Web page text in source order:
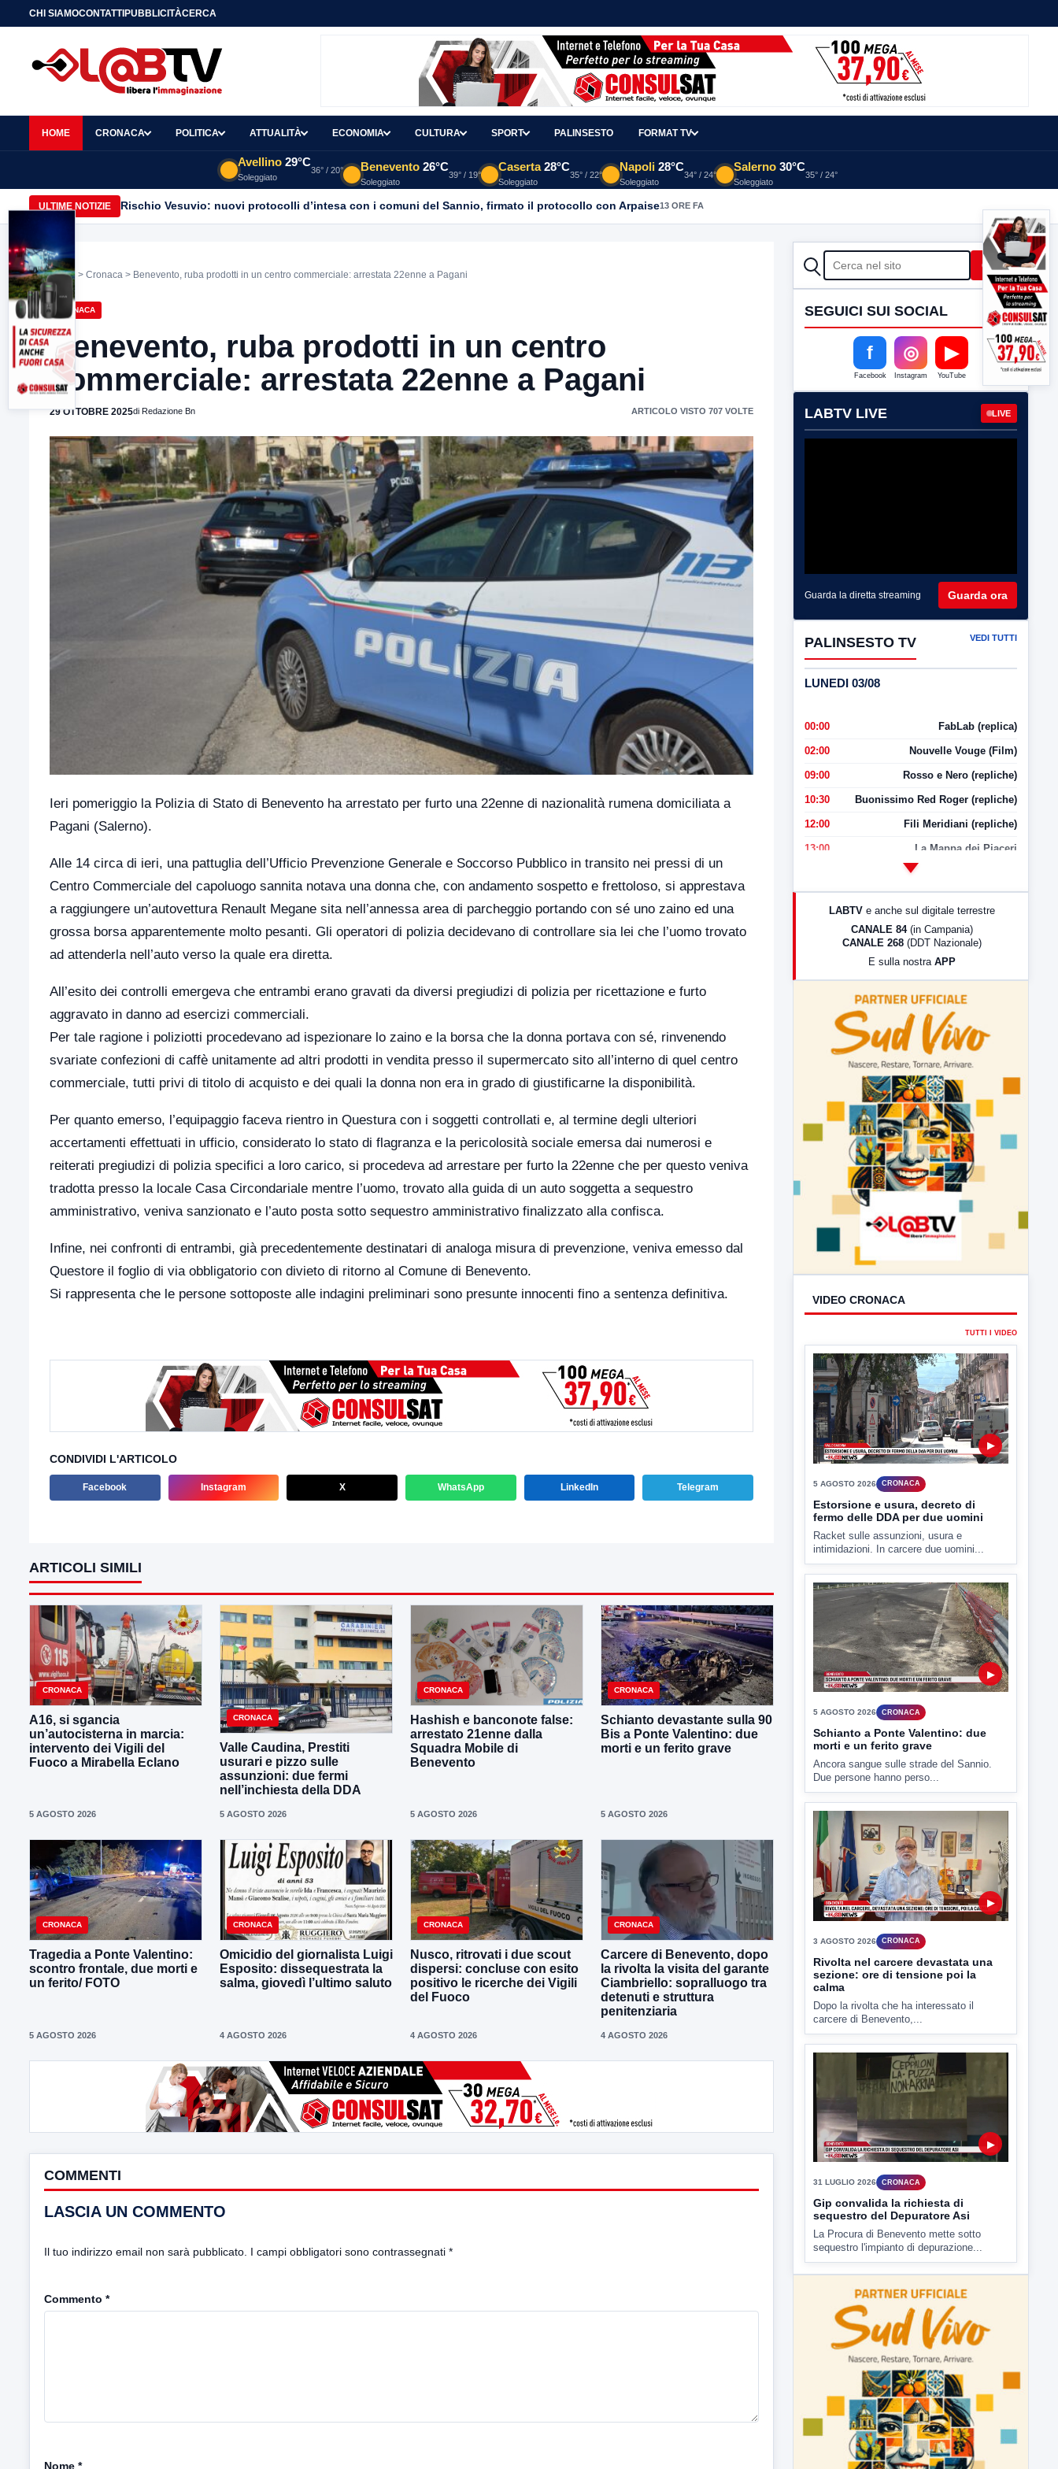
CHI SIAMOCONTATTIPUBBLICITÀCERCA
HOME CRONACA POLITICA ATTUALITÀ ECONOMIA CULTURA SPORT PALINSESTO FORMAT TV
Avellino 29°C
Soleggiato
36° / 20° Benevento 26°C
Soleggiato
39° / 19°
Caserta 28°C
Soleggiato
35° / 22°
Napoli 28°C
Soleggiato
34° / 24°
Salerno 30°C
Soleggiato
35° / 24°
ULTIME NOTIZIE Rischio Vesuvio: nuovi protocolli d’intesa con i comuni del Sannio, firmato il protocollo con Arpaise13 ORE FA
Home > Cronaca > Benevento, ruba prodotti in un centro commerciale: arrestata 22enne a Pagani
CRONACA
Benevento, ruba prodotti in un centro
commerciale: arrestata 22enne a Pagani
29 OTTOBRE 2025di Redazione Bn ARTICOLO VISTO 707 VOLTE
Ieri pomeriggio la Polizia di Stato di Benevento ha arrestato per furto una 22enne di nazionalità rumena domiciliata a
Pagani (Salerno).
Alle 14 circa di ieri, una pattuglia dell’Ufficio Prevenzione Generale e Soccorso Pubblico in transito nei pressi di un
Centro Commerciale del capoluogo sannita notava una donna che, con andamento sospetto e frettoloso, si apprestava
a raggiungere un’autovettura Renault Megane sita nell’annessa area di parcheggio portando con sé uno zaino ed una
grossa borsa apparentemente molto pesanti. Gli operatori di polizia decidevano di controllare sia lei che l’uomo trovato
ad attenderla nell’auto verso la quale era diretta.
All’esito dei controlli emergeva che entrambi erano gravati da diversi pregiudizi di polizia per ricettazione e furto
aggravato in danno ad esercizi commerciali.
Per tale ragione i poliziotti procedevano ad ispezionare lo zaino e la borsa che la donna portava con sé, rinvenendo
svariate confezioni di caffè unitamente ad altri prodotti in vendita presso il supermercato sito all’interno di quel centro
commerciale, tutti privi di titolo di acquisto e dei quali la donna non era in grado di giustificarne la disponibilità.
Per quanto emerso, l’equipaggio faceva rientro in Questura con i soggetti controllati e, al termine degli ulteriori
accertamenti effettuati in ufficio, considerato lo stato di flagranza e la pericolosità sociale emersa dai numerosi e
reiterati pregiudizi di polizia specifici a loro carico, si procedeva ad arrestare per furto la 22enne che per questo veniva
tradotta presso la locale Casa Circondariale mentre l’uomo, trovato alla guida di un auto soggetta a sequestro
amministrativo, veniva sanzionato e l’auto posta sotto sequestro amministrativo finalizzato alla confisca.
Infine, nei confronti di entrambi, già precedentemente destinatari di analoga misura di prevenzione, veniva emesso dal
Questore il foglio di via obbligatorio con divieto di ritorno al Comune di Benevento.
Si rappresenta che le persone sottoposte alle indagini preliminari sono presunte innocenti fino a sentenza definitiva.
CONDIVIDI L'ARTICOLO
Facebook Instagram X WhatsApp LinkedIn Telegram
ARTICOLI SIMILI
CRONACA
A16, si sgancia
un’autocisterna in marcia:
intervento dei Vigili del
Fuoco a Mirabella Eclano
5 AGOSTO 2026
CRONACA
Valle Caudina, Prestiti
usurari e pizzo sulle
assunzioni: due fermi
nell’inchiesta della DDA
5 AGOSTO 2026
CRONACA
Hashish e banconote false:
arrestato 21enne dalla
Squadra Mobile di
Benevento
5 AGOSTO 2026
CRONACA
Schianto devastante sulla 90
Bis a Ponte Valentino: due
morti e un ferito grave
5 AGOSTO 2026
CRONACA
Tragedia a Ponte Valentino:
scontro frontale, due morti e
un ferito/ FOTO
5 AGOSTO 2026
CRONACA
Omicidio del giornalista Luigi
Esposito: dissequestrata la
salma, giovedì l’ultimo saluto
4 AGOSTO 2026
CRONACA
Nusco, ritrovati i due scout
dispersi: concluse con esito
positivo le ricerche dei Vigili
del Fuoco
4 AGOSTO 2026
CRONACA
Carcere di Benevento, dopo
la rivolta la visita del garante
Ciambriello: sopralluogo tra
detenuti e struttura
penitenziaria
4 AGOSTO 2026
COMMENTI
LASCIA UN COMMENTO
Il tuo indirizzo email non sarà pubblicato. I campi obbligatori sono contrassegnati *
Commento *
Nome *
CERCA Cerca
SEGUICI SUI SOCIAL
f
Facebook
◎
Instagram
▶
YouTube
LABTV LIVE LIVE
Guarda la diretta streaming Guarda ora
PALINSESTO TV VEDI TUTTI
LUNEDI 03/08
00:00 FabLab (replica)
02:00 Nouvelle Vouge (Film)
09:00 Rosso e Nero (repliche)
10:30 Buonissimo Red Roger (repliche)
12:00 Fili Meridiani (repliche)
13:00 La Mappa dei Piaceri
LabNews (Diretta)
LabNews (replica)
LABTV e anche sul digitale terrestre
CANALE 84 (in Campania)
CANALE 268 (DDT Nazionale)
E sulla nostra APP
VIDEO CRONACA
TUTTI I VIDEO
▶
5 AGOSTO 2026 CRONACA
Estorsione e usura, decreto di
fermo delle DDA per due uomini
Racket sulle assunzioni, usura e
intimidazioni. In carcere due uomini...
▶
5 AGOSTO 2026 CRONACA
Schianto a Ponte Valentino: due
morti e un ferito grave
Ancora sangue sulle strade del Sannio.
Due persone hanno perso...
3 AGOSTO 2026 CRONACA
Rivolta nel carcere devastata una
sezione: ore di tensione poi la
Dopo la rivolta che ha interessato il
carcere di Benevento,...
31 LUGLIO 2026
Gip convalida la richiesta di
sequestro del Depuratore Asi
La Procura di Benevento mette sotto
sequestro l'impianto di depurazione...